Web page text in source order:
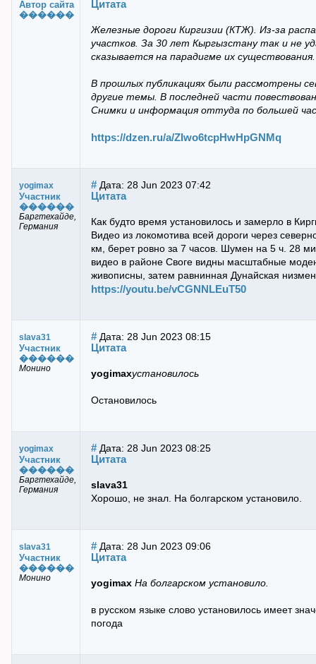
Автор сайта
������
Цитата
Железные дороги Киргизии (КТЖ). Из-за
участков. За 30 лет Кыргызстану так и не
сказывается на парадигме их существования.
В прошлых публикациях были рассмотрены
другие темы. В последней части
Снимки и информация оттуда по большей
https://dzen.ru/a/ZIwo6tcpHwHpGNMq
yogimax
Участник
������
Баргтехайде,
Германия
# Дата: 28 Jun 2023 07:42
Цитата
Как будто время установилось и замерло в
Видео из локомотива всей дороги через
км, берет ровно за 7 часов. Шумен на 5 ч. 28
видео в районе Своге видны масштабные
живописны, затем равнинная Дунайская
https://youtu.be/vCGNNLEuT50
slava31
Участник
������
Монино
# Дата: 28 Jun 2023 08:15
Цитата
yogimaxустановилось
Остановилось
yogimax
Участник
������
Баргтехайде,
Германия
# Дата: 28 Jun 2023 08:25
Цитата
slava31
Хорошо, не знал. На болгарском установило.
slava31
Участник
������
Монино
# Дата: 28 Jun 2023 09:06
Цитата
yogimax На болгарском установило.
в русском языке слово установилось имеет
погода